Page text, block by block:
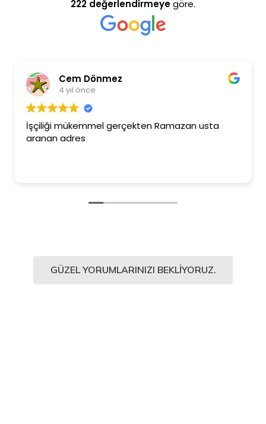
222 değerlendirmeyegöre.
Cem Dönmez
4 yıl önce
İşçiliği mükemmel gerçekten Ramazan usta
aranan adres
GÜZEL YORUMLARINIZI BEKLIYORUZ.